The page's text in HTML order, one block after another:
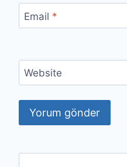
Email *
Website